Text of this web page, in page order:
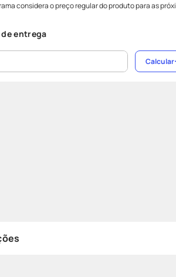
considera o preço regular do produto para as
de entrega
Calcular